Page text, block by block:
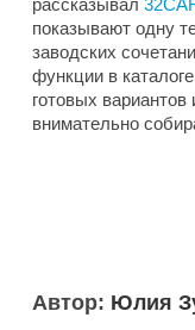
рассказывал
показывают одну
заводских
функции в
готовых
внимательно
Автор: Юлия